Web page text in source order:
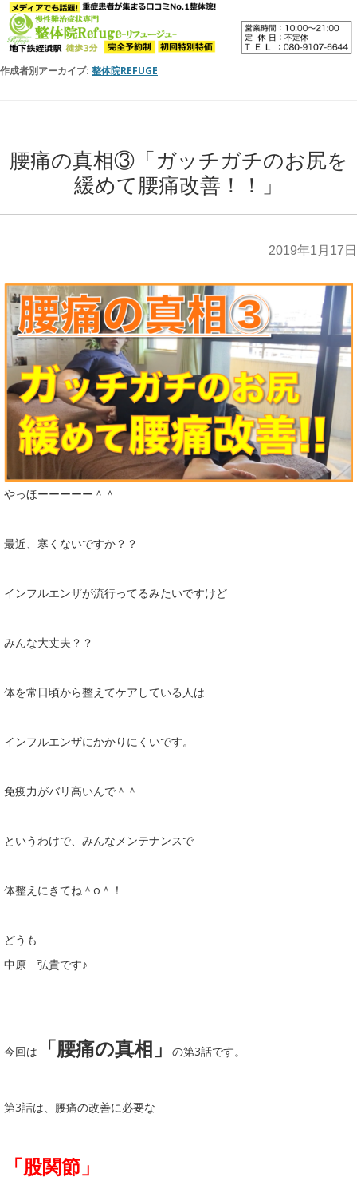
作成者別アーカイブ: 整体院REFUGE
腰痛の真相③「ガッチガチのお尻を
緩めて腰痛改善！！」
2019年1月17日
やっほーーーーー＾＾
最近、寒くないですか？？
インフルエンザが流行ってるみたいですけど
みんな大丈夫？？
体を常日頃から整えてケアしている人は
インフルエンザにかかりにくいです。
免疫力がバリ高いんで＾＾
というわけで、みんなメンテナンスで
体整えにきてね＾o＾！
どうも
中原 弘貴です♪
今回は 「腰痛の真相」 の第3話です。
第3話は、腰痛の改善に必要な
「股関節」